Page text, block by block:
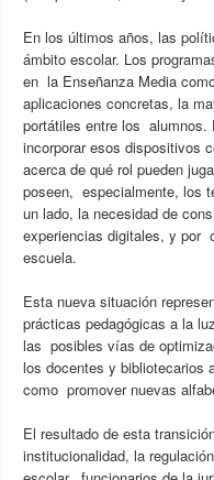
En los últimos años, las
ámbito escolar. Los
en la Enseñanza Media
aplicaciones concretas, la
portátiles entre los alumnos.
incorporar esos dispositivos
acerca de qué rol pueden
poseen, especialmente, los
un lado, la necesidad de
experiencias digitales, y por
escuela.
Esta nueva situación
prácticas pedagógicas a la
las posibles vías de
los docentes y bibliotecarios
como promover nuevas
El resultado de esta
institucionalidad, la